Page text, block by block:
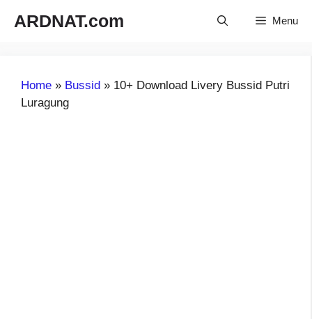
ARDNAT.com Menu
Home » Bussid » 10+ Download Livery Bussid Putri
Luragung